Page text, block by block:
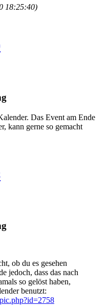
18:25:40)
Das Event am Ende
kann gerne so gemacht
ob du es gesehen
jedoch, dass das nach
so gelöst haben,
benutzt: